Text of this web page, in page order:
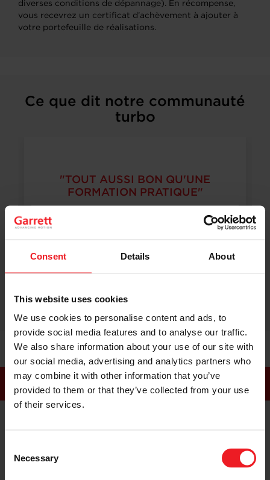
Consent Details About
This website uses cookies
We use cookies to personalise content and ads, to
provide social media features and to analyse our traffic.
We also share information about your use of our site with
our social media, advertising and analytics partners who
may combine it with other information that you’ve
provided to them or that they’ve collected from your use
of their services.
Selection
Necessary
diverses conditions de dépannage). En récompense,
vous recevrez un certificat d’achèvement à ajouter à
votre portefeuille de réalisations.
Ce que dit notre communauté
turbo
"TOUT AUSSI BON QU'UNE
FORMATION PRATIQUE"
n'aimeraient pas vraiment offrir une formation
particulier avec les vidéos et être capable de
les comprendre, ils ont tellement détail"
SUIVEZ-NOUS
Instagram